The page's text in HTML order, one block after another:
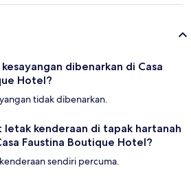
dibenarkan di Casa
Hotel?
tidak dibenarkan.
kenderaan di tapak hartanah
Faustina Boutique Hotel?
sendiri percuma.